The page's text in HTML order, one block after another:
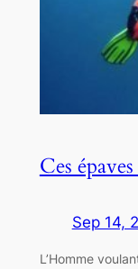
Ces
Sep 14,
L’Homme